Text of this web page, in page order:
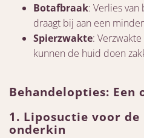
Botafbraak: Verlies
draagt bij aan een
Spierzwakte:
kunnen de huid doen
Behandelopties: Een
1. Liposuctie voor
onderkin